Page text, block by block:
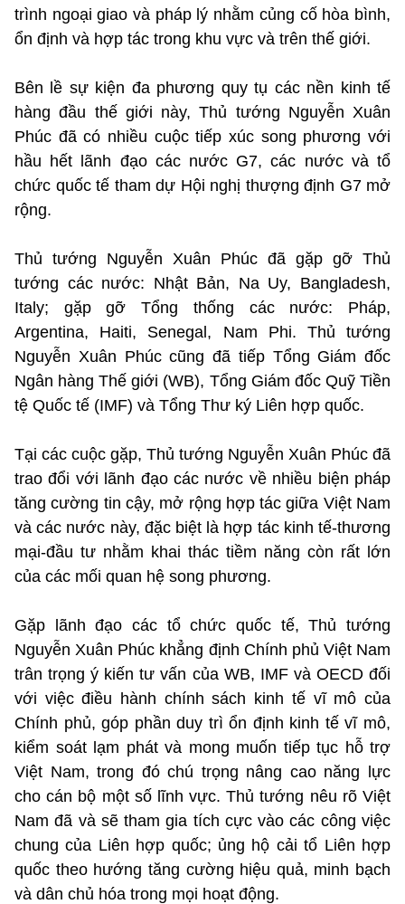
trình ngoại giao và pháp lý nhằm củng cố hòa bình,
ổn định và hợp tác trong khu vực và trên thế giới.
Bên lề sự kiện đa phương quy tụ các nền kinh tế
hàng đầu thế giới này, Thủ tướng Nguyễn Xuân
Phúc đã có nhiều cuộc tiếp xúc song phương với
hầu hết lãnh đạo các nước G7, các nước và tổ
chức quốc tế tham dự Hội nghị thượng định G7 mở
rộng.
Thủ tướng Nguyễn Xuân Phúc đã gặp gỡ Thủ
tướng các nước: Nhật Bản, Na Uy, Bangladesh,
Italy; gặp gỡ Tổng thống các nước: Pháp,
Argentina, Haiti, Senegal, Nam Phi. Thủ tướng
Nguyễn Xuân Phúc cũng đã tiếp Tổng Giám đốc
Ngân hàng Thế giới (WB), Tổng Giám đốc Quỹ Tiền
tệ Quốc tế (IMF) và Tổng Thư ký Liên hợp quốc.
Tại các cuộc gặp, Thủ tướng Nguyễn Xuân Phúc đã
trao đổi với lãnh đạo các nước về nhiều biện pháp
tăng cường tin cậy, mở rộng hợp tác giữa Việt Nam
và các nước này, đặc biệt là hợp tác kinh tế-thương
mại-đầu tư nhằm khai thác tiềm năng còn rất lớn
của các mối quan hệ song phương.
Gặp lãnh đạo các tổ chức quốc tế, Thủ tướng
Nguyễn Xuân Phúc khẳng định Chính phủ Việt Nam
trân trọng ý kiến tư vấn của WB, IMF và OECD đối
với việc điều hành chính sách kinh tế vĩ mô của
Chính phủ, góp phần duy trì ổn định kinh tế vĩ mô,
kiểm soát lạm phát và mong muốn tiếp tục hỗ trợ
Việt Nam, trong đó chú trọng nâng cao năng lực
cho cán bộ một số lĩnh vực. Thủ tướng nêu rõ Việt
Nam đã và sẽ tham gia tích cực vào các công việc
chung của Liên hợp quốc; ủng hộ cải tổ Liên hợp
quốc theo hướng tăng cường hiệu quả, minh bạch
và dân chủ hóa trong mọi hoạt động.